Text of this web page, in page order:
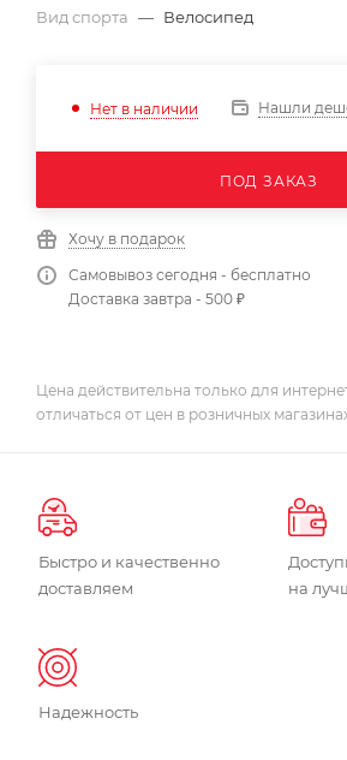
Вид спорта — Велосипед
Нет в наличии Нашли
ПОД ЗАКАЗ
Хочу в подарок
Самовывоз сегодня - бесплатно
Доставка завтра - 500 ₽
Цена действительна только для
отличаться от цен в розничных
Быстро и качественно
доставляем
на
Надежность